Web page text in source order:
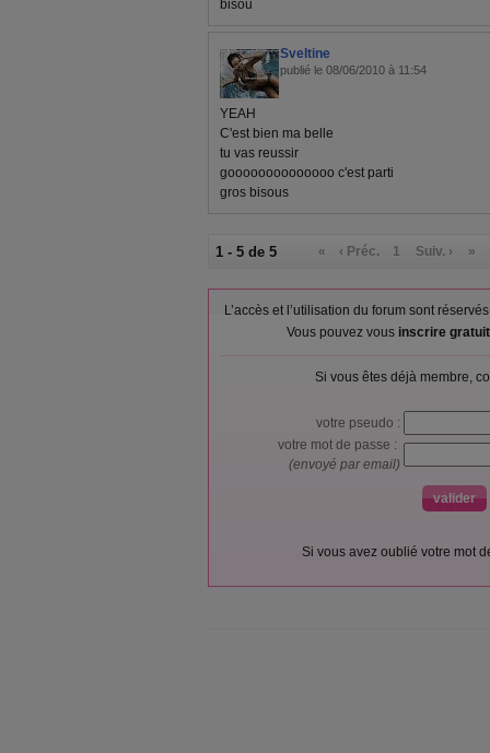
bisou
Sveltine
publié le 08/06/2010 à 11:54
YEAH
C'est bien ma belle
tu vas reussir
goooooooooooooo c'est parti
gros bisous
1 - 5 de 5 « ‹ Préc. 1 Suiv. › »
L’accès et l’utilisation du forum sont
Vous pouvez vous inscrire
Si vous êtes déjà membre,
votre pseudo :
votre mot de passe :
(envoyé par email)
Si vous avez oublié votre mot